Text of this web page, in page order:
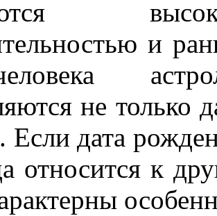
и
не только
дата
относится к